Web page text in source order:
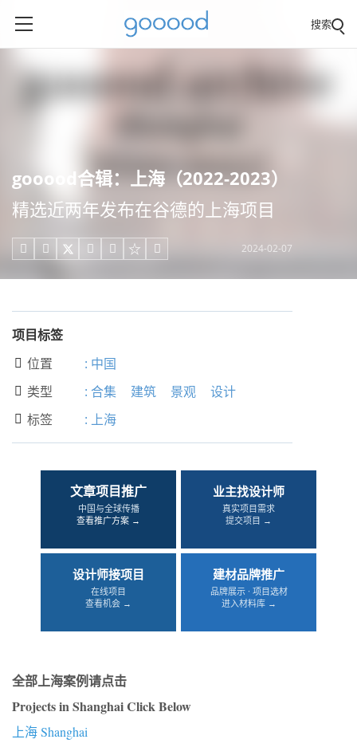
搜索
gooood合辑：上海（2022-2023）
精选近两年发布在谷德的上海项目
     2024-02-07
项目标签
 位置 : 中国
 类型 : 合集 建筑 景观 设计
 标签 : 上海
文章项目推广
中国与全球传播
查看推广方案 →
业主找设计师
真实项目需求
提交项目 →
设计师接项目
在线项目
查看机会 →
建材品牌推广
品牌展示 · 项目选材
进入材料库 →
全部上海案例请点击
Projects in Shanghai Click Below
上海 Shanghai